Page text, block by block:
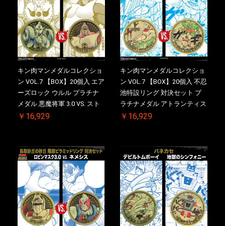
キン肉マンメダルコレクショ
ン VOL.7 【BOX】20個入 エア
ーズロック ウルル プラチナ
メダル 悪魔将軍 3.0 VS. スト
ロング・ザ・武道【初回購入
2026/10/30 一斉出荷予定
￥16,929
キン肉マンメダルコレクショ
ン VOL.7 【BOX】20個入 不忍
池特設リング 対決セット プ
ラチナメダル アトランティス
ドライバー VS.ネックカット
メダル(非売品)付
￥16,929